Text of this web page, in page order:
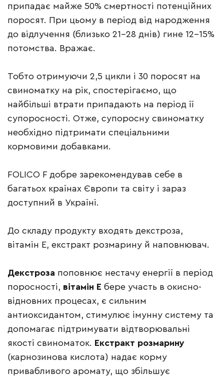
припадає майже 50% смертності потенційних
поросят. При цьому в період від народження
до відлучення (близько 21-28 днів) гине 12-15%
потомства. Вражає.
Тобто отримуючи 2,5 цикли і 30 поросят на
свиноматку на рік, спостерігаємо, що
найбільші втрати припадають на період її
супоросності. Отже, супоросну свиноматку
необхідно підтримати спеціальними
кормовими добавками.
FOLICO F добре зарекомендував себе в
багатьох країнах Європи та світу і зараз
доступний в Україні.
До складу продукту входять декстроза,
вітамін Е, екстракт розмарину й наповнювач.
Декстроза поповнює нестачу енергії в період
поросності, вітамін Е бере участь в окисно-
відновних процесах, є сильним
антиоксидантом, стимулює імунну систему та
допомагає підтримувати відтворювальні
якості свиноматок. Екстракт розмарину
(карнозинова кислота) надає корму
привабливого аромату, що збільшує